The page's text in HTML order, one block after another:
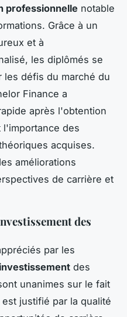
professionnelle notable
Grâce à un
et à
les diplômés se
les défis du marché du
Finance a
après l'obtention
des
acquises.
améliorations
de carrière et
des
par les
des
unanimes sur le fait
justifié par la qualité